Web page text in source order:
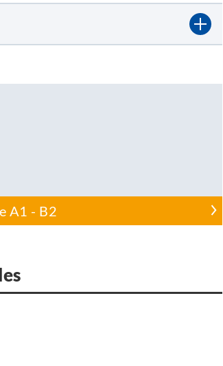
A1 - B2